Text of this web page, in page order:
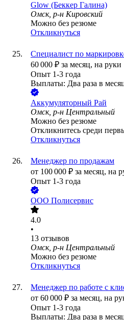
Glow (Беккер Галина)
Омск, р-н Кировский
Можно без резюме
Откликнуться
Специалист по
60 000 ₽ за месяц, на руки
Опыт 1-3 года
Выплаты: Два раза в
Аккумуляторный Рай
Омск, р-н Центральный
Можно без резюме
Откликнитесь среди
Откликнуться
Менеджер по продажам
от 100 000 ₽ за месяц, на
Опыт 1-3 года
ООО Полисервис
4.0
•
13 отзывов
Омск, р-н Центральный
Можно без резюме
Откликнуться
Менеджер по работе с
от 60 000 ₽ за месяц, на
Опыт 1-3 года
Выплаты: Два раза в